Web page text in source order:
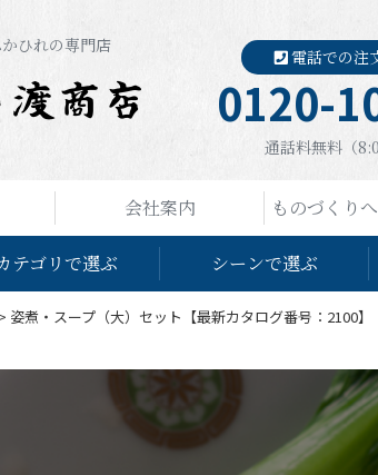
ひれの専門店
電話での注
0120-
通話料無料（
会社案内 ものづくり
テゴリで選ぶ シーンで選ぶ
姿煮・スープ（大）セット【最新カタログ番号：2100】